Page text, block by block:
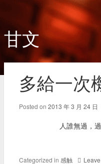
甘文
多給一次
Posted on 2013 年 3 月 24 日
人誰無過，
Categorized in 感触